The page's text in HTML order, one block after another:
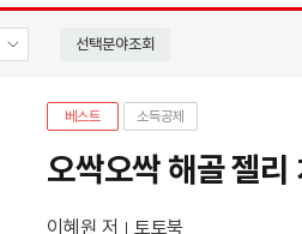
선택분야조회
베스트 소득공제
오싹오싹 해골 젤
이혜원 저
토토북